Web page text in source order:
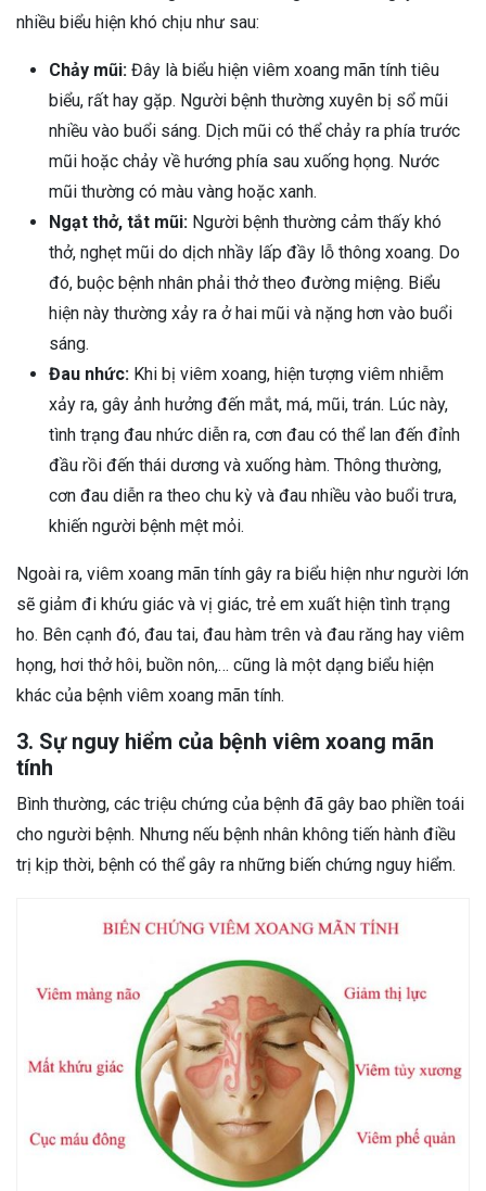
nhiều biểu hiện khó chịu như sau:
Chảy mũi: Đây là biểu hiện viêm xoang mãn tính tiêu
biểu, rất hay gặp. Người bệnh thường xuyên bị sổ mũi
nhiều vào buổi sáng. Dịch mũi có thể chảy ra phía trước
mũi hoặc chảy về hướng phía sau xuống họng. Nước
mũi thường có màu vàng hoặc xanh.
Ngạt thở, tắt mũi: Người bệnh thường cảm thấy khó
thở, nghẹt mũi do dịch nhầy lấp đầy lỗ thông xoang. Do
đó, buộc bệnh nhân phải thở theo đường miệng. Biểu
hiện này thường xảy ra ở hai mũi và nặng hơn vào buổi
sáng.
Đau nhức: Khi bị viêm xoang, hiện tượng viêm nhiễm
xảy ra, gây ảnh hưởng đến mắt, má, mũi, trán. Lúc này,
tình trạng đau nhức diễn ra, cơn đau có thể lan đến đỉnh
đầu rồi đến thái dương và xuống hàm. Thông thường,
cơn đau diễn ra theo chu kỳ và đau nhiều vào buổi trưa,
khiến người bệnh mệt mỏi.
Ngoài ra, viêm xoang mãn tính gây ra biểu hiện như người lớn
sẽ giảm đi khứu giác và vị giác, trẻ em xuất hiện tình trạng
ho. Bên cạnh đó, đau tai, đau hàm trên và đau răng hay viêm
họng, hơi thở hôi, buồn nôn,… cũng là một dạng biểu hiện
khác của bệnh viêm xoang mãn tính.
3. Sự nguy hiểm của bệnh viêm xoang mãn
tính
Bình thường, các triệu chứng của bệnh đã gây bao phiền toái
cho người bệnh. Nhưng nếu bệnh nhân không tiến hành điều
trị kịp thời, bệnh có thể gây ra những biến chứng nguy hiểm.